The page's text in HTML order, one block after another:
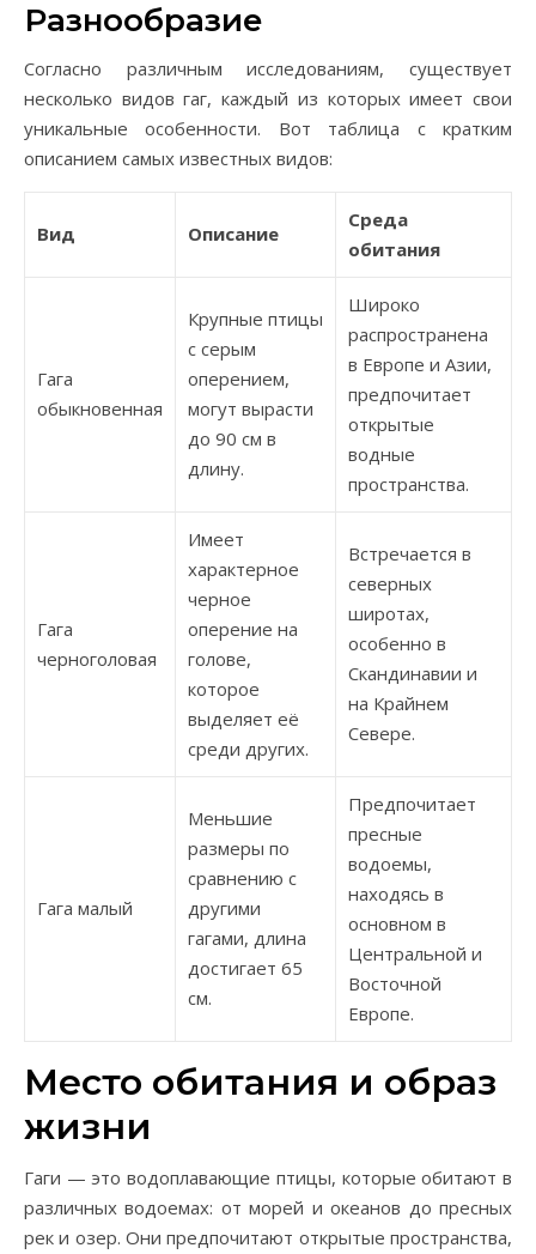
Разнообразие
Согласно различным исследованиям, существует
несколько видов гаг, каждый из которых имеет свои
уникальные особенности. Вот таблица с кратким
описанием самых известных видов:
Вид Описание
Среда
обитания
Гага
обыкновенная
Крупные птицы
с серым
оперением,
могут вырасти
до 90 см в
длину.
Широко
распространена
в Европе и Азии,
предпочитает
открытые
водные
пространства.
Гага
черноголовая
Имеет
характерное
черное
оперение на
голове,
которое
выделяет её
среди других.
Встречается в
северных
широтах,
особенно в
Скандинавии и
на Крайнем
Севере.
Гага малый
Меньшие
размеры по
сравнению с
другими
гагами, длина
достигает 65
см.
Предпочитает
пресные
водоемы,
находясь в
основном в
Центральной и
Восточной
Европе.
Место обитания и образ
жизни
Гаги — это водоплавающие птицы, которые обитают в
различных водоемах: от морей и океанов до пресных
рек и озер. Они предпочитают открытые пространства,